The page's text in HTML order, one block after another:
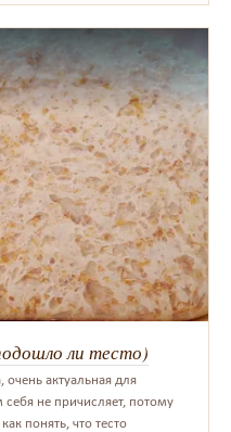
ли тесто)
очень актуальная для
себя не причисляет, потому
понять, что тесто